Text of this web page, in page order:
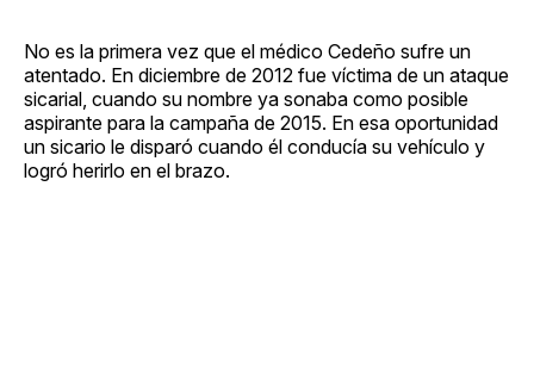
No es la primera vez que el médico Cedeño sufre un
atentado. En diciembre de 2012 fue víctima de un ataque
sicarial, cuando su nombre ya sonaba como posible
aspirante para la campaña de 2015. En esa oportunidad
un sicario le disparó cuando él conducía su vehículo y
logró herirlo en el brazo.